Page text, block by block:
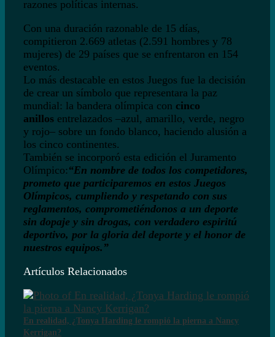
razones políticas internas.
Con una duración razonable de 15 días,
compitieron 2.669 atletas (2.591 hombres y 78
mujeres) de 29 países que se enfrentaron en 154
eventos.
Lo más destacable en estos Juegos fue la decisión
de crear un símbolo que representara la paz
mundial: la bandera olímpica con cinco
anillos entrelazados –azul, amarillo, verde, negro
y rojo– sobre un fondo blanco, haciendo alusión a
los cinco continentes.
También se incorporó esta edición el Juramento
Olímpico: “En nombre de todos los competidores,
prometo que participaremos en estos Juegos
Olímpicos, cumpliendo y respetando con sus
reglamentos, comprometiéndonos a un deporte
sin dopaje y sin drogas, con verdadero espiritú
deportivo, por la gloria del deporte y el honor de
nuestros equipos.”
Artículos Relacionados
En realidad, ¿Tonya Harding le rompió la pierna a Nancy
Kerrigan?